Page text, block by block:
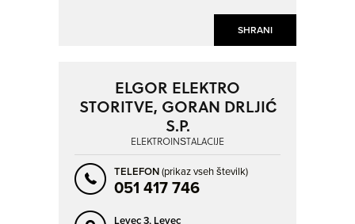
SHRANI
ELGOR ELEKTRO
STORITVE, GORAN DRLJIĆ
S.P.
ELEKTROINŠTALACIJE
TELEFON(prikaz vseh številk)
051 417 746
Levec 3, Levec